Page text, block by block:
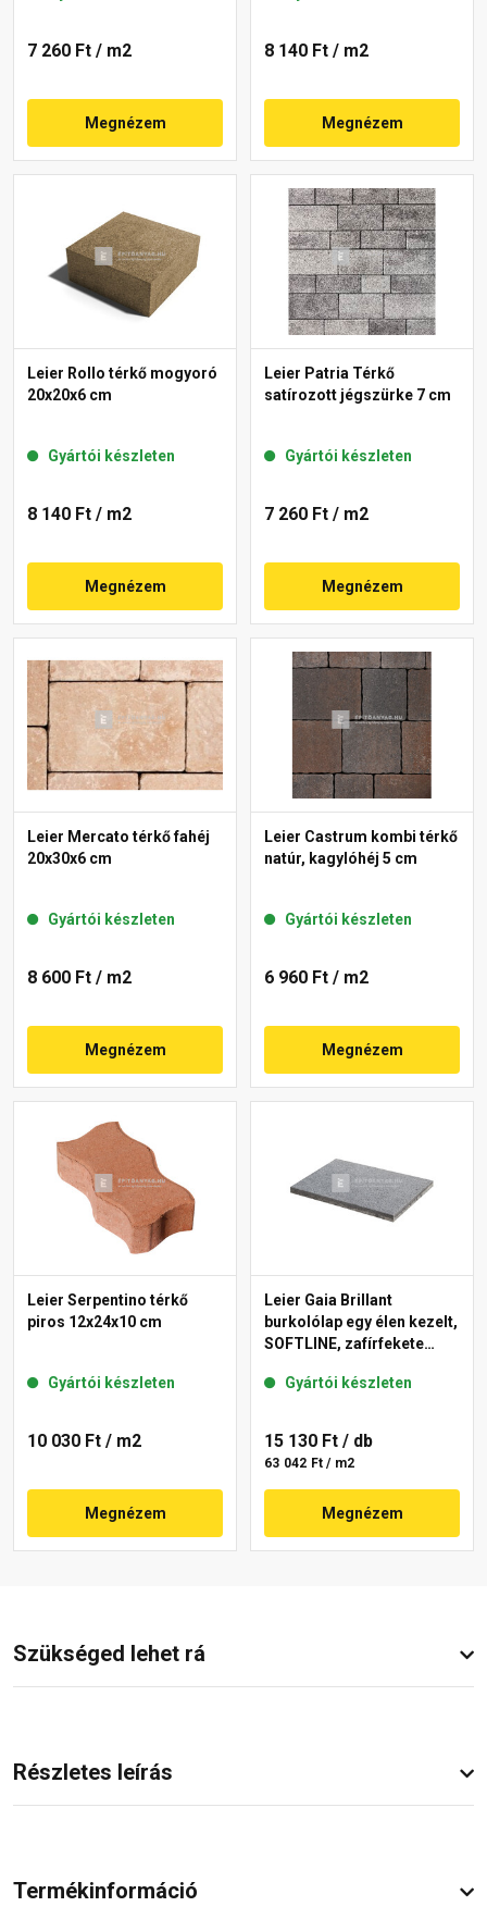
7 260 Ft / m2
Megnézem
8 140 Ft / m2
Megnézem
Leier Rollo térkő mogyoró
20x20x6 cm
Gyártói készleten
8 140 Ft / m2
Megnézem
Leier Patria Térkő
satírozott jégszürke 7 cm
Gyártói készleten
7 260 Ft / m2
Megnézem
Leier Mercato térkő fahéj
20x30x6 cm
Gyártói készleten
8 600 Ft / m2
Megnézem
Leier Castrum kombi térkő
natúr, kagylóhéj 5 cm
Gyártói készleten
6 960 Ft / m2
Megnézem
Leier Serpentino térkő
piros 12x24x10 cm
Gyártói készleten
10 030 Ft / m2
Megnézem
Leier Gaia Brillant
burkolólap egy élen kezelt,
SOFTLINE, zafírfekete
Gyártói készleten
15 130 Ft / db
63 042 Ft / m2
Megnézem
Szükséged lehet rá
Részletes leírás
Termékinformáció